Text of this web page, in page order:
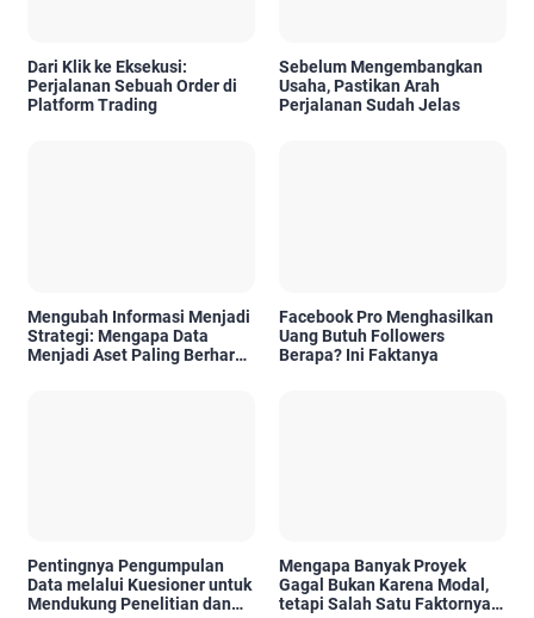
Dari Klik ke Eksekusi:
Perjalanan Sebuah Order di
Platform Trading
Sebelum Mengembangkan
Usaha, Pastikan Arah
Perjalanan Sudah Jelas
Mengubah Informasi Menjadi
Strategi: Mengapa Data
Menjadi Aset Paling Berharga
Facebook Pro Menghasilkan
Uang Butuh Followers
Berapa? Ini Faktanya
Pentingnya Pengumpulan
Data melalui Kuesioner untuk
Mendukung Penelitian dan
Mengapa Banyak Proyek
Gagal Bukan Karena Modal,
tetapi Salah Satu Faktornya